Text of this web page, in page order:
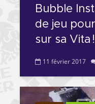
Bubble
de jeu
sur sa Vita !
11 février 2017